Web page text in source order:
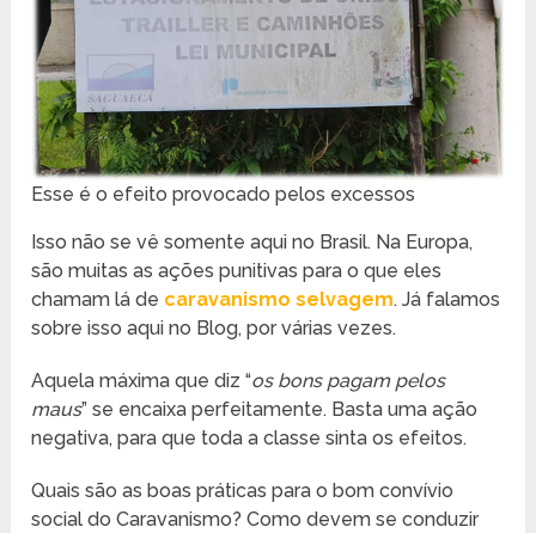
Esse é o efeito provocado pelos excessos
Isso não se vê somente aqui no Brasil. Na Europa,
são muitas as ações punitivas para o que eles
chamam lá de caravanismo selvagem. Já falamos
sobre isso aqui no Blog, por várias vezes.
Aquela máxima que diz “os bons pagam pelos
maus” se encaixa perfeitamente. Basta uma ação
negativa, para que toda a classe sinta os efeitos.
Quais são as boas práticas para o bom convívio
social do Caravanismo? Como devem se conduzir